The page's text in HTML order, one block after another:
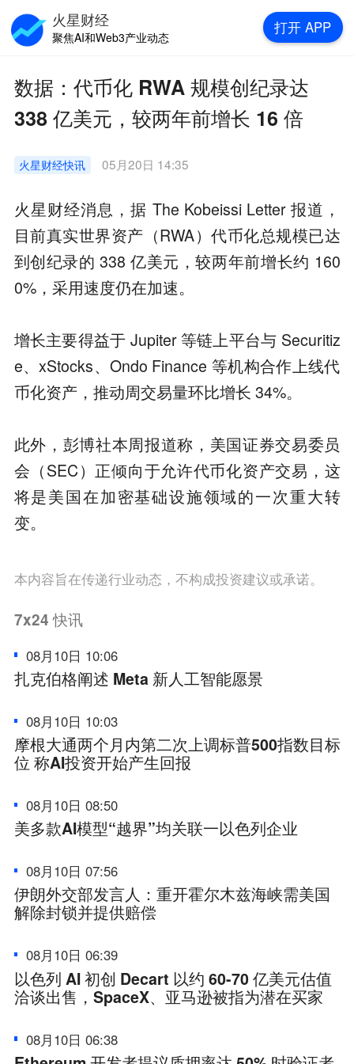
数据：代币化 RWA 规模创纪录达
338 亿美元，较两年前增长 16 倍
火星财经快讯 05月20日 14:35
火星财经消息，据 The Kobeissi Letter 报道，
目前真实世界资产（RWA）代币化总规模已达
到创纪录的 338 亿美元，较两年前增长约 160
0%，采用速度仍在加速。
增长主要得益于 Jupiter 等链上平台与 Securitiz
e、xStocks、Ondo Finance 等机构合作上线代
币化资产，推动周交易量环比增长 34%。
此外，彭博社本周报道称，美国证券交易委员
会（SEC）正倾向于允许代币化资产交易，这
将是美国在加密基础设施领域的一次重大转
变。
本内容旨在传递行业动态，不构成投资建议或承诺。
7x24快讯
08月10日 10:06
扎克伯格阐述 Meta 新人工智能愿景
08月10日 10:03
摩根大通两个月内第二次上调标普500指数目标
位 称AI投资开始产生回报
08月10日 08:50
美多款AI模型“越界”均关联一以色列企业
08月10日 07:56
伊朗外交部发言人：重开霍尔木兹海峡需美国
解除封锁并提供赔偿
08月10日 06:39
以色列 AI 初创 Decart 以约 60-70 亿美元估值
洽谈出售，SpaceX、亚马逊被指为潜在买家
08月10日 06:38
火星财经
聚焦AI和Web3产业动态
打开 APP